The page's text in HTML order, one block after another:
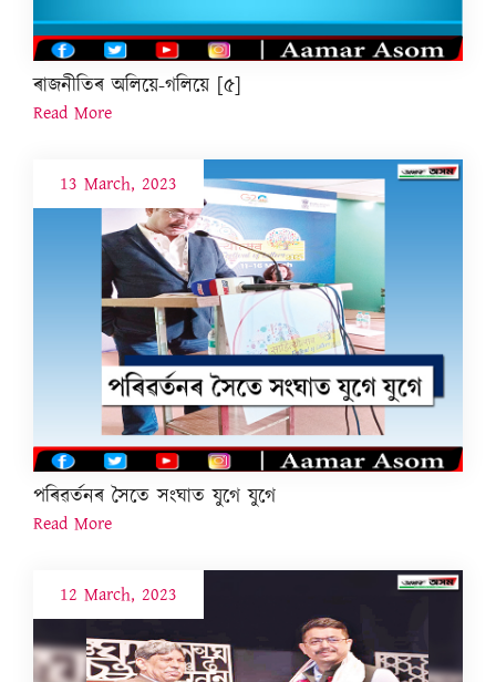
ৰাজনীতিৰ অলিয়ে-গলিয়ে [৫]
Read More
13 March, 2023
পৰিৱৰ্তনৰ সৈতে সংঘাত যুগে যুগে
Read More
12 March, 2023